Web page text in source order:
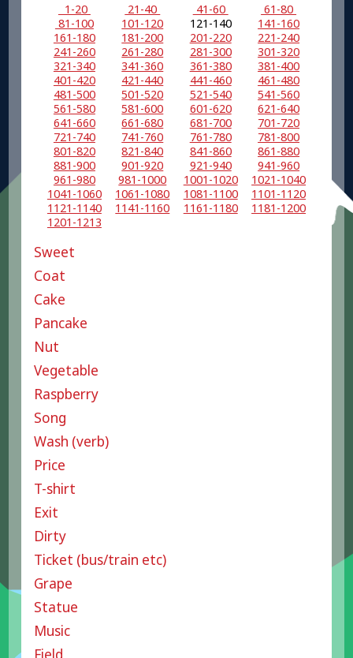
1-20 21-40 41-60
61-80
81-100
101-120 121-140
141-160
161-180
181-200 201-220
221-240
241-260
261-280 281-300
301-320
321-340
341-360 361-380
381-400
401-420
421-440 441-460
461-480
481-500
501-520 521-540
541-560
561-580
581-600 601-620
621-640
641-660
661-680 681-700
701-720
721-740
741-760 761-780
781-800
801-820
821-840 841-860
861-880
881-900
901-920 921-940
941-960
961-980
981-1000 1001-1020
1021-1040
1041-1060
1061-1080 1081-1100
1101-1120
1121-1140
1141-1160 1161-1180
1181-1200
1201-1213
Sweet
Coat
Cake
Pancake
Nut
Vegetable
Raspberry
Song
Wash (verb)
Price
T-shirt
Exit
Dirty
Ticket (bus/train etc)
Grape
Statue
Music